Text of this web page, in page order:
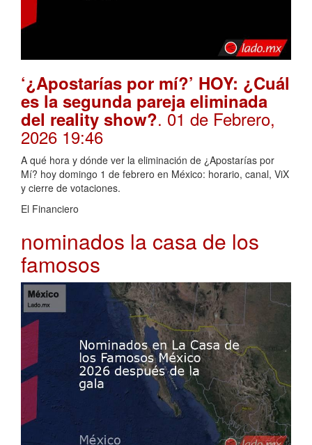
‘¿Apostarías por mí?’ HOY: ¿Cuál
es la segunda pareja eliminada
del reality show?. 01 de Febrero,
2026 19:46
A qué hora y dónde ver la eliminación de ¿Apostarías por
Mí? hoy domingo 1 de febrero en México: horario, canal, ViX
y cierre de votaciones.
El Financiero
nominados la casa de los
famosos